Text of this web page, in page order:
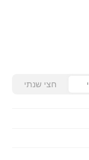
חצי שנתי